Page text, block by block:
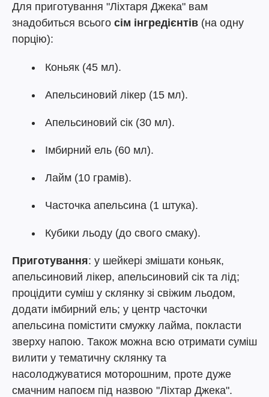
Для приготування "Ліхтаря Джека" вам
знадобиться всього сім інгредієнтів (на одну
порцію):
Коньяк (45 мл).
Апельсиновий лікер (15 мл).
Апельсиновий сік (30 мл).
Імбирний ель (60 мл).
Лайм (10 грамів).
Часточка апельсина (1 штука).
Кубики льоду (до свого смаку).
Приготування: у шейкері змішати коньяк,
апельсиновий лікер, апельсиновий сік та лід;
процідити суміш у склянку зі свіжим льодом,
додати імбирний ель; у центр часточки
апельсина помістити смужку лайма, покласти
зверху напою. Також можна всю отримати суміш
вилити у тематичну склянку та
насолоджуватися моторошним, проте дуже
смачним напоєм під назвою "Ліхтар Джека".